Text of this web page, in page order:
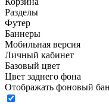
Разделы
Футер
Баннеры
Мобильная версия
Личный кабинет
Базовый цвет
Цвет заднего фона
Отображать фоновый